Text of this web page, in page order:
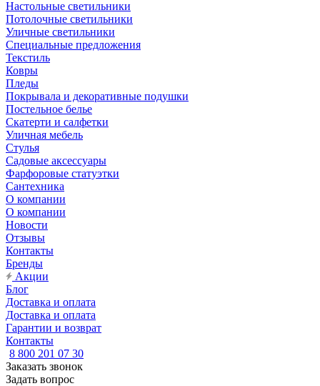
Настольные светильники
Потолочные светильники
Уличные светильники
Специальные предложения
Текстиль
Ковры
Пледы
Покрывала и декоративные подушки
Постельное белье
Скатерти и салфетки
Уличная мебель
Стулья
Садовые аксессуары
Фарфоровые статуэтки
Сантехника
О компании
О компании
Новости
Отзывы
Контакты
Бренды
Акции
Блог
Доставка и оплата
Доставка и оплата
Гарантии и возврат
Контакты
8 800 201 07 30
Заказать звонок
Задать вопрос